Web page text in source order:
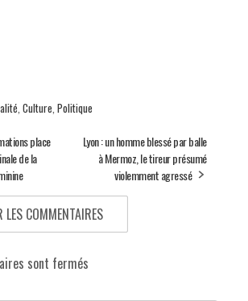
Culture Politique
place
de la
Lyon : un homme blessé par balle
à Mermoz, le tireur présumé
violemment agressé
LES COMMENTAIRES
sont fermés